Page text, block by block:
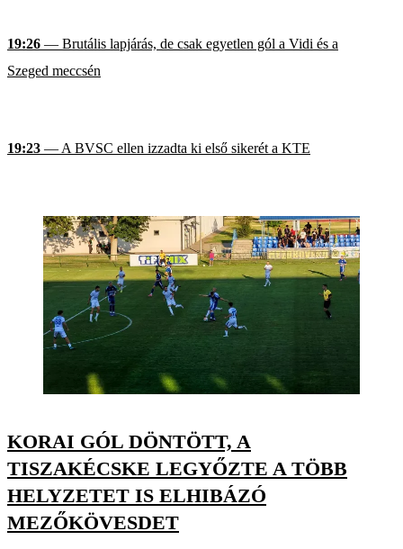
19:26 — Brutális lapjárás, de csak egyetlen gól a Vidi és a
Szeged meccsén
19:23 — A BVSC ellen izzadta ki első sikerét a KTE
KORAI GÓL DÖNTÖTT, A
TISZAKÉCSKE LEGYŐZTE A TÖBB
HELYZETET IS ELHIBÁZÓ
MEZŐKÖVESDET